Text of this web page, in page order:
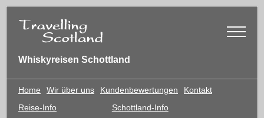
Whiskyreisen Schottland
Home Wir über uns Kundenbewertungen
Kontakt
Reise-Info
Schottland-Info